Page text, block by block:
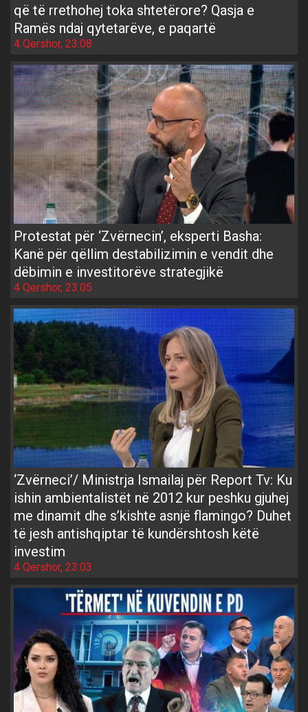
që të rrethohej toka shtetërore? Qasja e
Ramës ndaj qytetarëve, e paqartë
4 Qershor, 23:08
Protestat për ‘Zvërnecin’, eksperti Basha:
Kanë për qëllim destabilizimin e vendit dhe
dëbimin e investitorëve strategjikë
4 Qershor, 23:05
‘Zvërneci’/ Ministrja Ismailaj për Report Tv: Ku
ishin ambientalistët në 2012 kur peshku gjuhej
me dinamit dhe s’kishte asnjë flamingo? Duhet
të jesh antishqiptar të kundërshtosh këtë
investim
4 Qershor, 23:03